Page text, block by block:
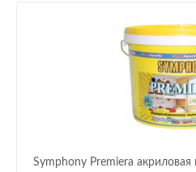
Symphony Premiera акриловая